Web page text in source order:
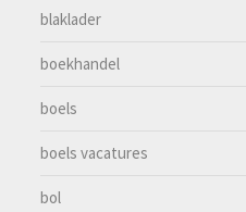
blaklader
boekhandel
boels
boels vacatures
bol